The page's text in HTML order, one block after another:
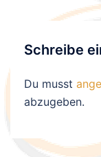
Schreibe
Du musst
abzugeben.